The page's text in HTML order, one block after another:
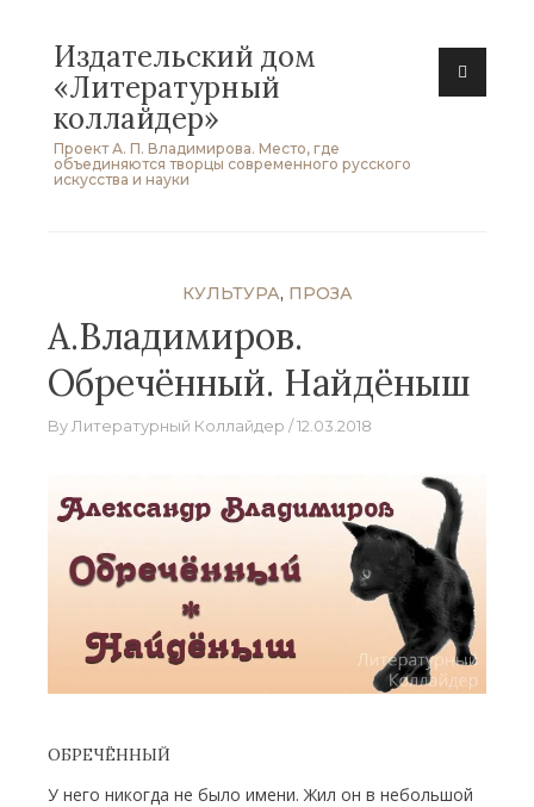
content
Издательский дом
«Литературный
коллайдер»
Проект А. П. Владимирова. Место, где
объединяются творцы современного русского
искусства и науки
КУЛЬТУРА, ПРОЗА
А.Владимиров.
Обречённый. Найдёныш
By Литературный Коллайдер 12.03.2018
ОБРЕЧЁННЫЙ
У него никогда не было имени. Жил он в небольшой